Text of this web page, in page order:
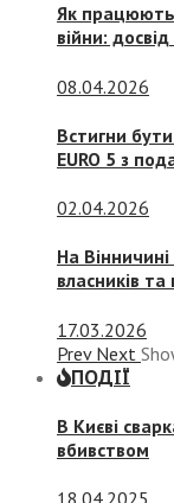
Як працюють
війни:
08.04.2026
Встигни
EURO 5 з
02.04.2026
На
власників
17.03.2026
Prev Next
ПОДІЇ
В Києві
вбивством